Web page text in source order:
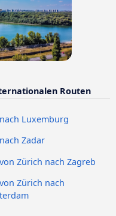
Routen
Luxemburg
Zadar
Zürich nach Zagreb
Zürich nach